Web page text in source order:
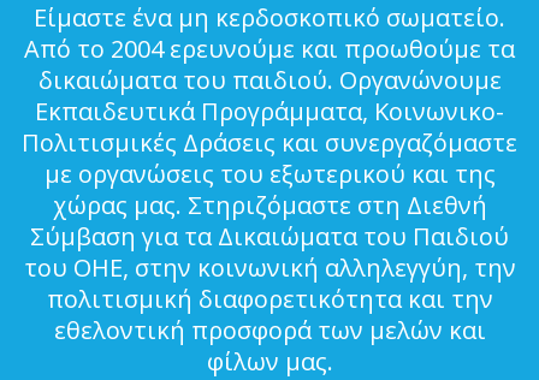
Είμαστε ένα μη κερδοσκοπικό σωματείο.
Από το 2004 ερευνούμε και προωθούμε τα
δικαιώματα του παιδιού. Οργανώνουμε
Εκπαιδευτικά Προγράμματα, Κοινωνικο-
Πολιτισμικές Δράσεις και συνεργαζόμαστε
με οργανώσεις του εξωτερικού και της
χώρας μας. Στηριζόμαστε στη Διεθνή
Σύμβαση για τα Δικαιώματα του Παιδιού
του ΟΗΕ, στην κοινωνική αλληλεγγύη, την
πολιτισμική διαφορετικότητα και την
εθελοντική προσφορά των μελών και
φίλων μας.